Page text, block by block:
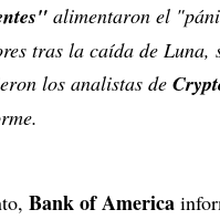
alimentaron el
tras la caída de Luna,
los analistas de
Bank of America